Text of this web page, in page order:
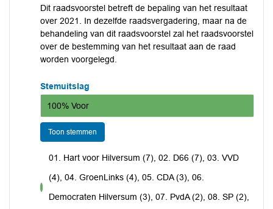
Dit raadsvoorstel betreft de bepaling van het resultaat
over 2021. In dezelfde raadsvergadering, maar na de
behandeling van dit raadsvoorstel zal het raadsvoorstel
over de bestemming van het resultaat aan de raad
worden voorgelegd.
Stemuitslag
100% Voor
Toon stemmen
voor
01. Hart voor Hilversum (7), 02. D66 (7), 03. VVD
(4), 04. GroenLinks (4), 05. CDA (3), 06.
Democraten Hilversum (3), 07. PvdA (2), 08. SP (2),